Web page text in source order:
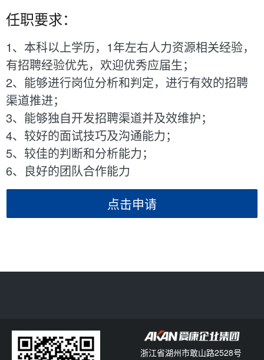
任职要求：
1、本科以上学历，1年左右人力资源相关经验，
有招聘经验优先，欢迎优秀应届生；
2、能够进行岗位分析和判定，进行有效的招聘
渠道推进；
3、能够独自开发招聘渠道并及效维护；
4、较好的面试技巧及沟通能力；
5、较佳的判断和分析能力；
6、良好的团队合作能力
点击申请
浙江省湖州市敢山路2528号